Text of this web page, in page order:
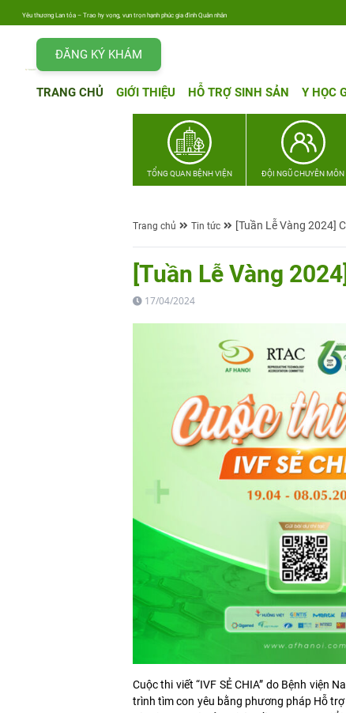
Yêu thương Lan tỏa – Trao hy vọng, vun trọn hạnh phúc gia đình Quân nhân
ĐĂNG KÝ KHÁM
TRANG CHỦ GIỚI THIỆU HỖ TRỢ SINH SẢN Y HỌC
TỔNG QUAN BỆNH VIỆN ĐỘI NGŨ CHUYÊN MÔN
Trang chủ Tin tức [Tuần Lễ Vàng 2024]
[Tuần Lễ Vàng
17/04/2024
Cuộc thi viết “IVF SẺ CHIA” do Bệnh viện
trình tìm con yêu bằng phương pháp Hỗ